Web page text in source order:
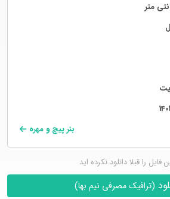
بنر پیچ و مهره
فایل را قبلا دانلود نکرده اید
(ترافیک مصرفی نیم بها)